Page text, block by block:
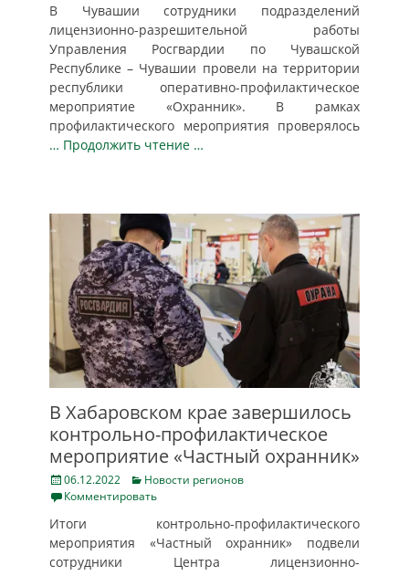
В Чувашии сотрудники подразделений
лицензионно-разрешительной работы
Управления Росгвардии по Чувашской
Республике – Чувашии провели на территории
республики оперативно-профилактическое
мероприятие «Охранник». В рамках
профилактического мероприятия проверялось
… Продолжить чтение …
В Хабаровском крае завершилось
контрольно-профилактическое
мероприятие «Частный охранник»
Posted
on
06.12.2022 Categories
Новости регионов
Комментировать
Итоги контрольно-профилактического
мероприятия «Частный охранник» подвели
сотрудники Центра лицензионно-